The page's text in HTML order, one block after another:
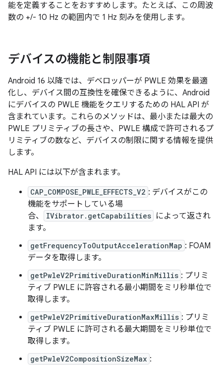
能を定義することをおすすめします。たとえば、この周波
数の +/- 10 Hz の範囲内で 1 Hz 刻みを使用します。
デバイスの機能と制限事項
Android 16 以降では、デベロッパーが PWLE 効果を最適
化し、デバイス間の互換性を確保できるように、Android
にデバイスの PWLE 機能をクエリするための HAL API が
含まれています。これらのメソッドは、最小または最大の
PWLE プリミティブの長さや、PWLE 構成で許可されるプ
リミティブの数など、デバイスの制限に関する情報を提供
します。
HAL API には以下が含まれます。
CAP_COMPOSE_PWLE_EFFECTS_V2 : デバイスがこの
機能をサポートしている場
合、
IVibrator.getCapabilities によって返され
ます。
getFrequencyToOutputAccelerationMap : FOAM
データを取得します。
getPwleV2PrimitiveDurationMinMillis : プリミ
ティブ PWLE に許容される最小期間をミリ秒単位で
取得します。
getPwleV2PrimitiveDurationMaxMillis : プリミ
ティブ PWLE に許可される最大期間をミリ秒単位で
取得します。
getPwleV2CompositionSizeMax :